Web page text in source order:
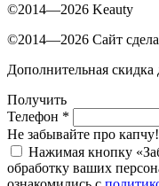
©2014—2026 Keauty
©2014—2026 Сайт
Дополнительная скидка
Получить
Телефон *
Не забывайте про капчу!
Нажимая кнопку
обработку ваших